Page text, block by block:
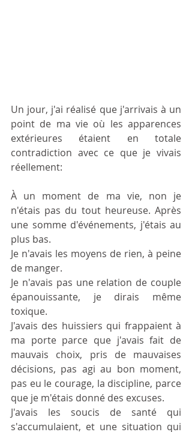
Un jour, j'ai réalisé que j'arrivais à un
point de ma vie où les apparences
extérieures étaient en totale
contradiction avec ce que je vivais
réellement:
À un moment de ma vie, non je
n'étais pas du tout heureuse. Après
une somme d'événements, j'étais au
plus bas.
Je n'avais les moyens de rien, à peine
de manger.
Je n'avais pas une relation de couple
épanouissante, je dirais même
toxique.
J'avais des huissiers qui frappaient à
ma porte parce que j'avais fait de
mauvais choix, pris de mauvaises
décisions, pas agi au bon moment,
pas eu le courage, la discipline, parce
que je m'étais donné des excuses.
J'avais les soucis de santé qui
s'accumulaient, et une situation qui